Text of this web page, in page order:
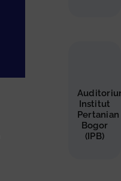
Institut
Pertanian
Bogor
(IPB)